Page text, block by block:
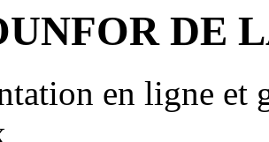
DE
en ligne et